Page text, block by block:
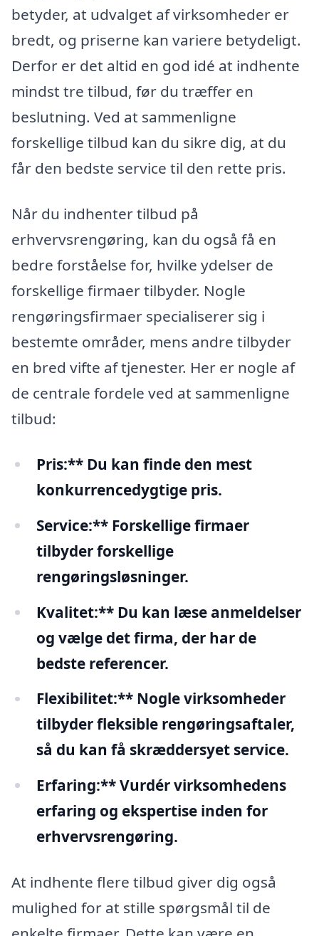
betyder, at udvalget af virksomheder er
bredt, og priserne kan variere betydeligt.
Derfor er det altid en god idé at indhente
mindst tre tilbud, før du træffer en
beslutning. Ved at sammenligne
forskellige tilbud kan du sikre dig, at du
får den bedste service til den rette pris.
Når du indhenter tilbud på
erhvervsrengøring, kan du også få en
bedre forståelse for, hvilke ydelser de
forskellige firmaer tilbyder. Nogle
rengøringsfirmaer specialiserer sig i
bestemte områder, mens andre tilbyder
en bred vifte af tjenester. Her er nogle af
de centrale fordele ved at sammenligne
tilbud:
Pris:** Du kan finde den mest
konkurrencedygtige pris.
Service:** Forskellige firmaer
tilbyder forskellige
rengøringsløsninger.
Kvalitet:** Du kan læse anmeldelser
og vælge det firma, der har de
bedste referencer.
Flexibilitet:** Nogle virksomheder
tilbyder fleksible rengøringsaftaler,
så du kan få skræddersyet service.
Erfaring:** Vurdér virksomhedens
erfaring og ekspertise inden for
erhvervsrengøring.
At indhente flere tilbud giver dig også
mulighed for at stille spørgsmål til de